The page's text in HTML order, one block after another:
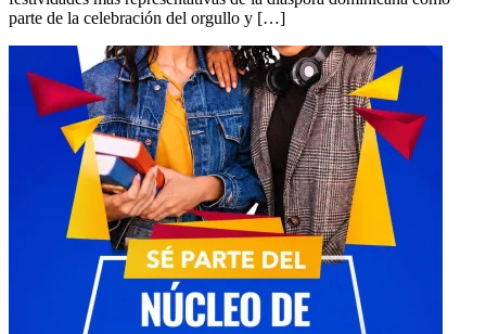
parte de la celebración del orgullo y […]